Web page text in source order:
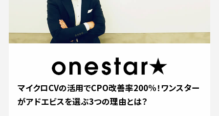
マイクロCVの活用でCPO改善率200%！ワンスター
がアドエビスを選ぶ3つの理由とは？